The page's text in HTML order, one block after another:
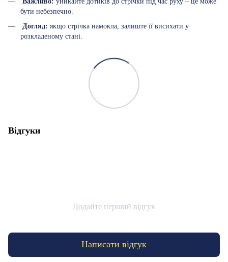
бути небезпечно.
Догляд: якщо стрічка намокла, залиште її висихати у
розкладеному стані.
Відгуки
Додайте перший відгук
Написати відгук